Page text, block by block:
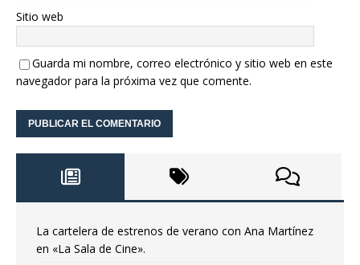
Sitio web
Guarda mi nombre, correo electrónico y sitio web en este
navegador para la próxima vez que comente.
La cartelera de estrenos de verano con Ana Martínez
en «La Sala de Cine».